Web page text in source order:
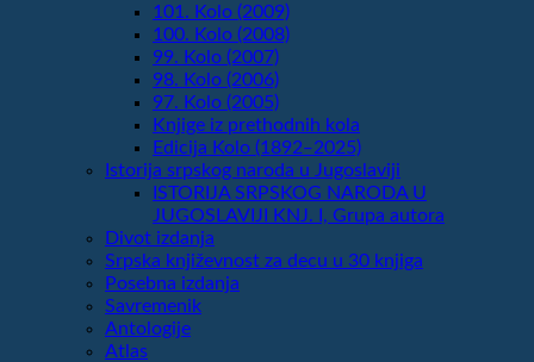
101. Kolo (2009)
100. Kolo (2008)
99. Kolo (2007)
98. Kolo (2006)
97. Kolo (2005)
Knjige iz prethodnih kola
Edicija Kolo (1892‒2025)
Istorija srpskog naroda u Jugoslaviji
ISTORIJA SRPSKOG NARODA U
JUGOSLAVIJI KNJ. I, Grupa autora
Divot izdanja
Srpska književnost za decu u 30 knjiga
Posebna izdanja
Savremenik
Antologije
Atlas